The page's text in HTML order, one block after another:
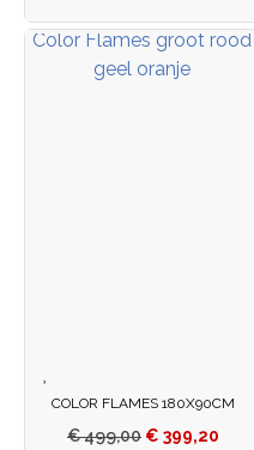
COLOR FLAMES 180X90CM
€499,00 € 399,20